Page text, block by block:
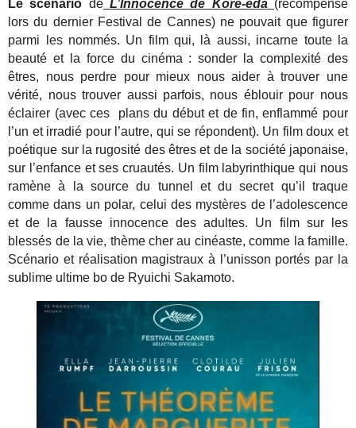
Le scénario de L’Innocence de Kore-eda (récompensé
lors du dernier Festival de Cannes) ne pouvait que figurer
parmi les nommés. Un film qui, là aussi, incarne toute la
beauté et la force du cinéma : sonder la complexité des
êtres, nous perdre pour mieux nous aider à trouver une
vérité, nous trouver aussi parfois, nous éblouir pour nous
éclairer (avec ces plans du début et de fin, enflammé pour
l’un et irradié pour l’autre, qui se répondent). Un film doux et
poétique sur la rugosité des êtres et de la société japonaise,
sur l’enfance et ses cruautés. Un film labyrinthique qui nous
ramène à la source du tunnel et du secret qu’il traque
comme dans un polar, celui des mystères de l’adolescence
et de la fausse innocence des adultes. Un film sur les
blessés de la vie, thème cher au cinéaste, comme la famille.
Scénario et réalisation magistraux à l’unisson portés par la
sublime ultime bo de Ryuichi Sakamoto.